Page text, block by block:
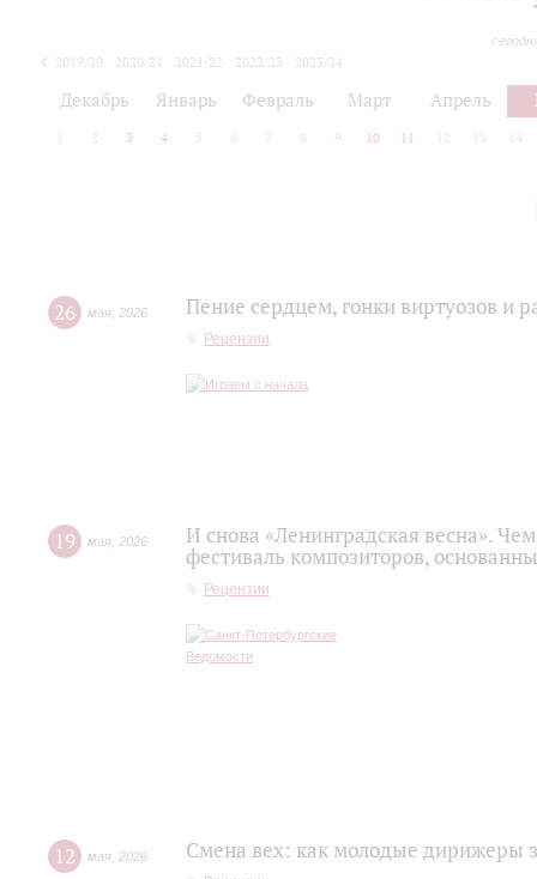
2019/20 2020/21 2021/22 2022/23
2023/24
Декабрь Январь Февраль Март Апрель
2 3 4 5 6 7 8 9 10 11 12 13 14
26 мая 2026 Пение сердцем, гонки виртуозов и
Рецензии
19 мая 2026
И снова «Ленинградская весна».
фестиваль композиторов,
Рецензии
12 мая 2026 Смена вех: как молодые дирижеры